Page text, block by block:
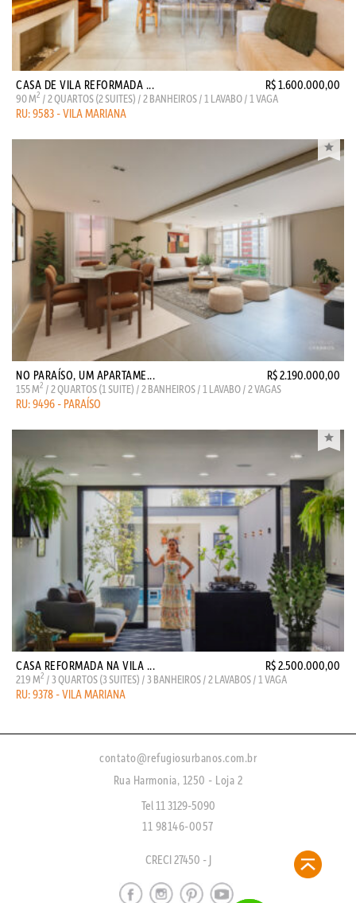
CASA DE VILA REFORMADA ... R$ 1.600.000,00
90 M2 / 2 QUARTOS (2 SUITES) / 2 BANHEIROS / 1 LAVABO / 1 VAGA
RU: 9583 - VILA MARIANA
NO PARAÍSO, UM APARTAME... R$ 2.190.000,00
155 M2 / 2 QUARTOS (1 SUITE) / 2 BANHEIROS / 1 LAVABO / 2 VAGAS
RU: 9496 - PARAÍSO
CASA REFORMADA NA VILA ... R$ 2.500.000,00
219 M2 / 3 QUARTOS (3 SUITES) / 3 BANHEIROS / 2 LAVABOS / 1 VAGA
RU: 9378 - VILA MARIANA
contato@refugiosurbanos.com.br
Rua Harmonia, 1250 - Loja 2
Tel 11 3129-5090
11 98146-0057
CRECI 27450 - J